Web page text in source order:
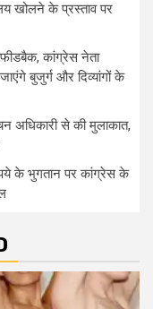
खोलने के प्रस्ताव पर
कांग्रेस नेता
बुजुर्ग और दिव्यांगों के
अधिकारी से की मुलाकात,
के भुगतान पर कांग्रेस के